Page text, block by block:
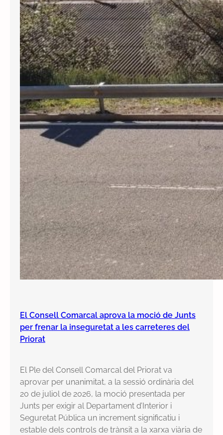
El Consell Comarcal aprova la moció de Junts
per frenar la inseguretat a les carreteres del
Priorat
El Ple del Consell Comarcal del Priorat va
aprovar per unanimitat, a la sessió ordinària del
20 de juliol de 2026, la moció presentada per
Junts per exigir al Departament d’Interior i
Seguretat Pública un increment significatiu i
estable dels controls de trànsit a la xarxa viària de